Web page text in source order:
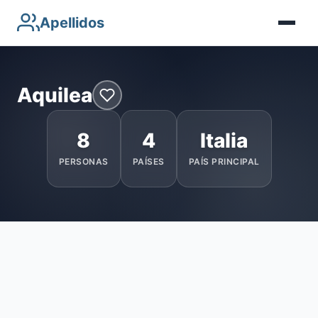
Apellidos
Aquilea
8
PERSONAS
4
PAÍSES
Italia
PAÍS PRINCIPAL